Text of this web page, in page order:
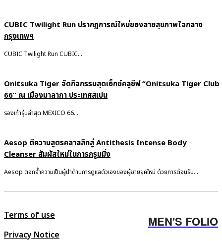
CUBIC Twilight Run ปรากฏการณ์ใหม่ของสายสุขภาพใจกลาง
กรุงเทพฯ
CUBIC Twilight Run CUBIC...
Onitsuka Tiger จัดกิจกรรมสุดเอ็กซ์คลูซีฟ “Onitsuka Tiger Club
66” ณ เมืองมาลากา ประเทศสเปน
รองเท้ารุ่นล่าสุด MEXICO 66...
Aesop ตีความสูตรคลาสสิกสู่ Antithesis Intense Body
Cleanser สัมผัสใหม่ในการกรูมมิ่ง
Aesop ตอกย้ำความเป็นผู้นำด้านการดูแลตัวเองของผู้ชายยุคใหม่ ด้วยการต้อนรับ...
Terms of use
Privacy Notice
MEN'S FOLIO